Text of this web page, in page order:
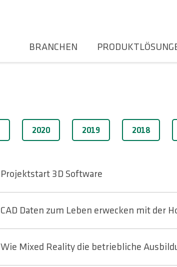
BRANCHEN
2020 2019 2018
Projektstart 3D Software
CAD Daten zum Leben erwecken mit der
Wie Mixed Reality die betriebliche